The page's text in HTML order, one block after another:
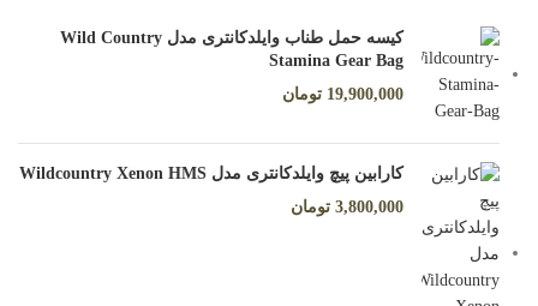
کیسه حمل طناب وایلدکانتری مدل Wild Country
Stamina Gear Bag
19,900,000 تومان
کارابین پیچ وایلدکانتری مدل Wildcountry Xenon HMS
3,800,000 تومان